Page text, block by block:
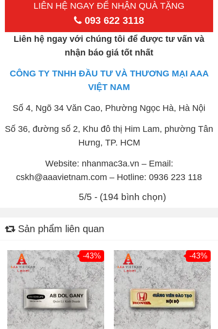
LIÊN HỆ NGAY ĐỂ NHẬN QUÀ TẶNG
093 622 3118
Liên hệ ngay với chúng tôi để được tư vấn và
nhận báo giá tốt nhất
CÔNG TY TNHH ĐẦU TƯ VÀ THƯƠNG MẠI AAA
VIỆT NAM
Số 4, Ngõ 34 Văn Cao, Phường Ngọc Hà, Hà Nội
Số 36, đường số 2, Khu đô thị Him Lam, phường Tân
Hưng, TP. HCM
Website: nhanmac3a.vn – Email:
cskh@aaavietnam.com – Hotline: 0936 223 118
5/5 - (194 bình chọn)
Sản phẩm liên quan
-43% -43%